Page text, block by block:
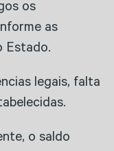
os
as
Estado.
legais, falta
o saldo